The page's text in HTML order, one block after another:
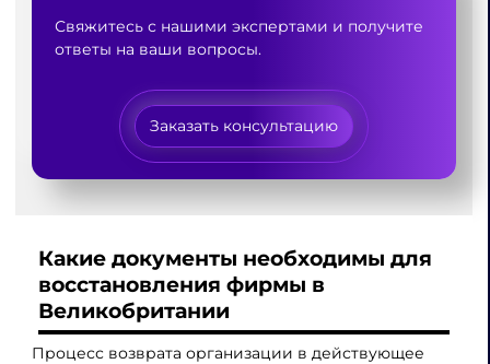
Свяжитесь с нашими экспертами и получите
ответы на ваши вопросы.
Заказать консультацию
Какие документы необходимы для
восстановления фирмы в
Великобритании
Процесс возврата организации в действующее